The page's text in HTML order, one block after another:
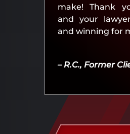
make! Thank
and your
and winning for
– R.C., Former